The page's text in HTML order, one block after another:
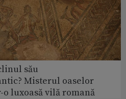
său
Misterul oaselor
luxoasă vilă romană